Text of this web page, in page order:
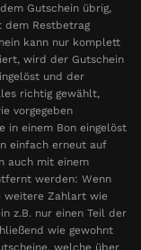
Gutschein übrig,
dem Restbetrag
kann nur komplett
wird der Gutschein
und der
richtig gewählt,
vorgegeben
in einem Bon eingelöst
einfach erneut auf
auch mit einem
werden: Wenn
weitere Zahlart wie
z.B. nur einen Teil der
wie gewohnt
welche über